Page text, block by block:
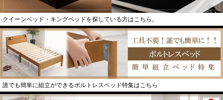
クイーンベッド・キングベッドを探している方はこちら。
誰でも簡単に組立ができるボルトレスベッド特集はこちら